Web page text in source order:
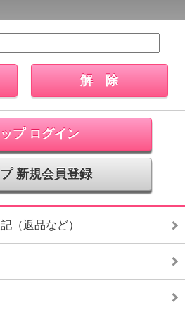
プ ログイン
新規会員登録
（返品など）